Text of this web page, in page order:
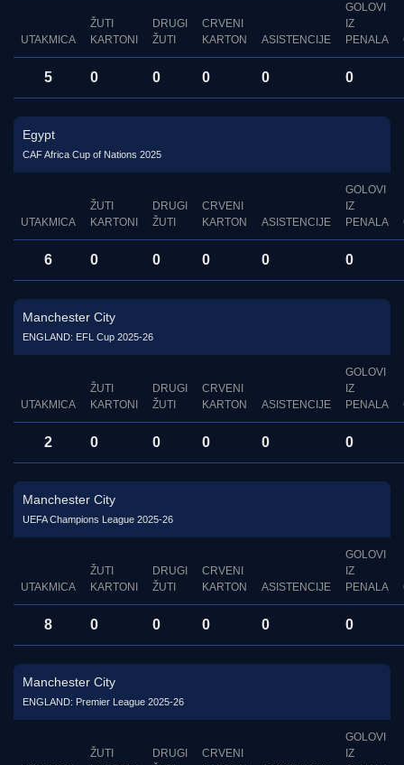
UTAKMICA
ŽUTI
KARTONI
DRUGI
ŽUTI
CRVENI
KARTON
ASISTENCIJE
GOLOVI
IZ
PENALA
5 0 0 0 0 0
Egypt
CAF Africa Cup of Nations 2025
UTAKMICA
ŽUTI
KARTONI
DRUGI
ŽUTI
CRVENI
KARTON
ASISTENCIJE
GOLOVI
IZ
PENALA
6 0 0 0 0 0
Manchester City
ENGLAND: EFL Cup 2025-26
UTAKMICA
ŽUTI
KARTONI
DRUGI
ŽUTI
CRVENI
KARTON
ASISTENCIJE
GOLOVI
IZ
PENALA
2 0 0 0 0 0
Manchester City
UEFA Champions League 2025-26
UTAKMICA
ŽUTI
KARTONI
DRUGI
ŽUTI
CRVENI
KARTON
ASISTENCIJE
GOLOVI
IZ
PENALA
8 0 0 0 0 0
Manchester City
ENGLAND: Premier League 2025-26
ŽUTI
DRUGI
CRVENI
GOLOVI
IZ